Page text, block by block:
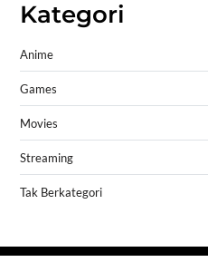
Kategori
Anime
Games
Movies
Streaming
Tak Berkategori